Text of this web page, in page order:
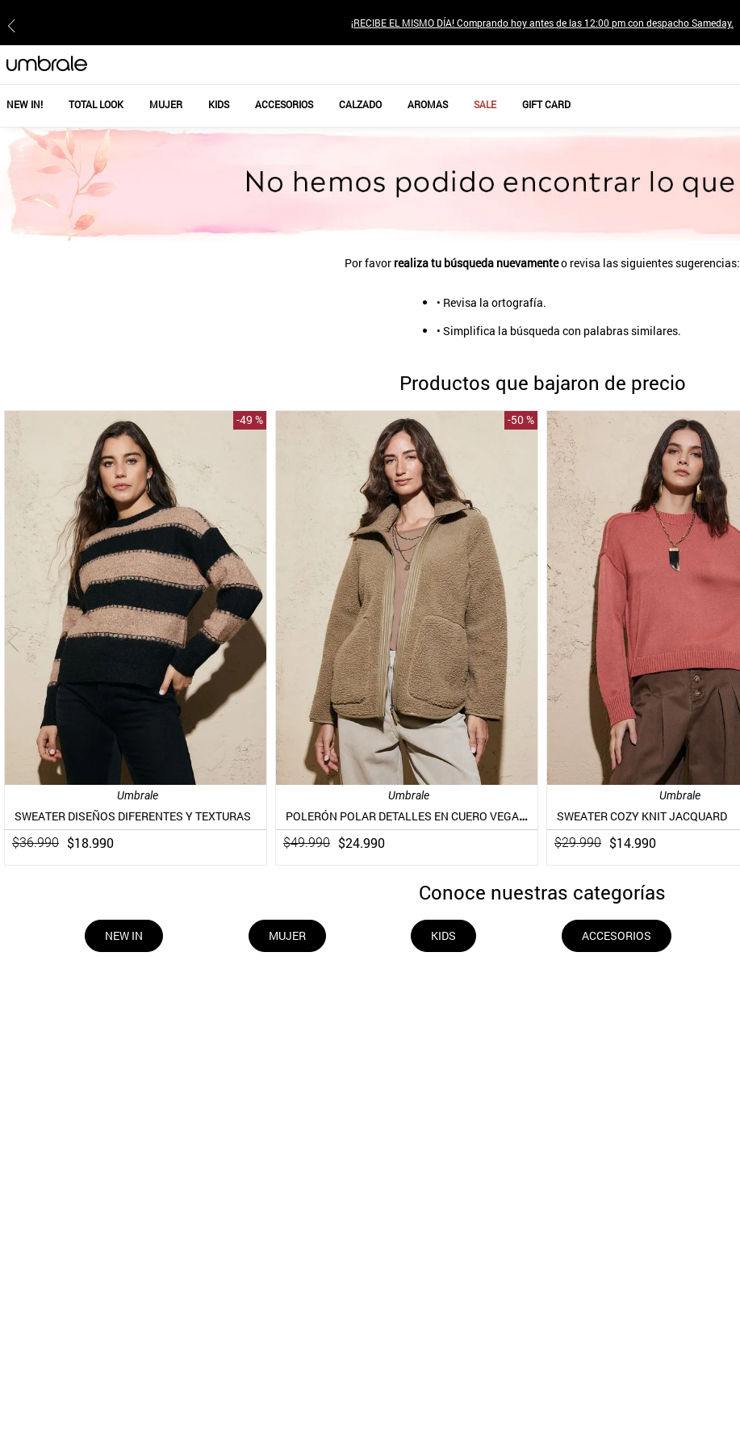
¡RECIBE EL MISMO DÍA! Comprando hoy antes de las 12:00 pm con despacho Sameday.
NEW IN! TOTAL LOOK MUJER KIDS ACCESORIOS CALZADO AROMAS SALE GIFT CARD
Por favor realiza tu búsqueda nuevamenteo revisa las siguientes sugerencias:
• Revisa la ortografía.
• Simplifica la búsqueda con palabras similares.
Productos que bajaron de precio
-49 %
Umbrale
SWEATER DISEÑOS DIFERENTES Y TEXTURAS
$36.990 $18.990
-50 %
Umbrale
POLERÓN POLAR DETALLES EN CUERO VEGANO
$49.990 $24.990
Umbrale
SWEATER COZY KNIT JACQUARD
$29.990 $14.990
Conoce nuestras categorías
NEW IN MUJER KIDS ACCESORIOS
.
sweter
6 .
botin
aros